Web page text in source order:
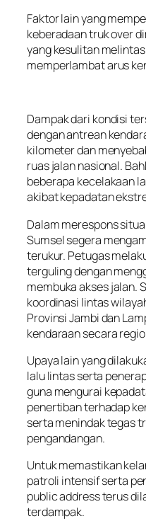
Faktor lain yang
keberadaan truk over
yang kesulitan
memperlambat arus
Dampak dari kondisi
dengan antrean
kilometer dan
ruas jalan nasional.
beberapa kecelakaan
akibat kepadatan
Dalam merespons
Sumsel segera
terukur. Petugas
terguling dengan
membuka akses jalan.
koordinasi lintas
Provinsi Jambi dan
kendaraan secara
Upaya lain yang
lalu lintas serta
guna mengurai
penertiban terhadap
serta menindak tegas
pengandangan.
Untuk memastikan
patroli intensif serta
public address terus
terdampak.